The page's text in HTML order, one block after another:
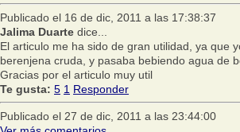
Publicado el 16 de dic, 2011 a las 17:38:37
Jalima Duarte dice...
El articulo me ha sido de gran utilidad, ya que
berenjena cruda, y pasaba bebiendo agua de
Gracias por el articulo muy util
Te gusta: 5 1 Responder
Publicado el 27 de dic, 2011 a las 23:44:00